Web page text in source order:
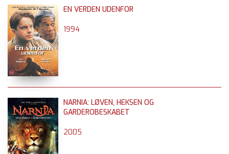
EN VERDEN UDENFOR
1994
NARNIA: LØVEN, HEKSEN OG
GARDEROBESKABET
2005